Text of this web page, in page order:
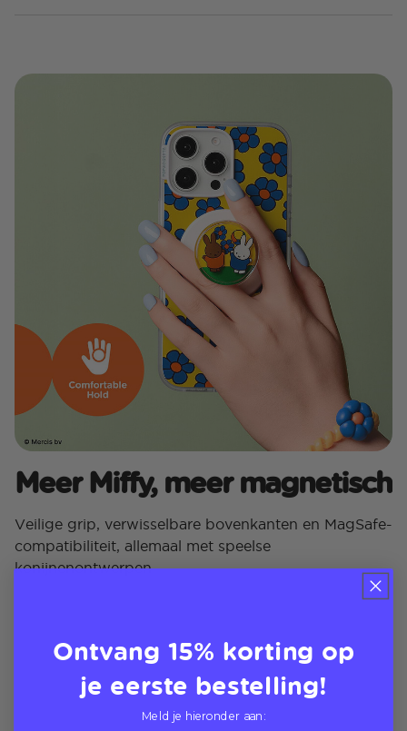
Meer Miffy, meer magnetisch
Veilige grip, verwisselbare bovenkanten en MagSafe-
compatibiliteit, allemaal met speelse
konijnenontwerpen
Ontvang 15% korting op
je eerste bestelling!
Meld je hieronder aan: